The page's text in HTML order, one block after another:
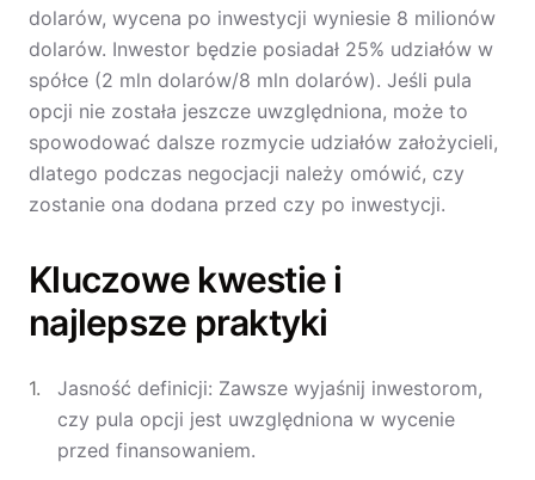
dolarów, wycena po inwestycji wyniesie 8 milionów
dolarów. Inwestor będzie posiadał 25% udziałów w
spółce (2 mln dolarów/8 mln dolarów). Jeśli pula
opcji nie została jeszcze uwzględniona, może to
spowodować dalsze rozmycie udziałów założycieli,
dlatego podczas negocjacji należy omówić, czy
zostanie ona dodana przed czy po inwestycji.
Kluczowe kwestie i
najlepsze praktyki
Jasność definicji: Zawsze wyjaśnij inwestorom,
czy pula opcji jest uwzględniona w wycenie
przed finansowaniem.